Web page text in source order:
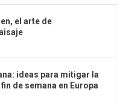
el arte de
ideas para mitigar la
de semana en Europa